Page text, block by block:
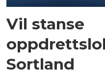
Vil stanse
Sortland